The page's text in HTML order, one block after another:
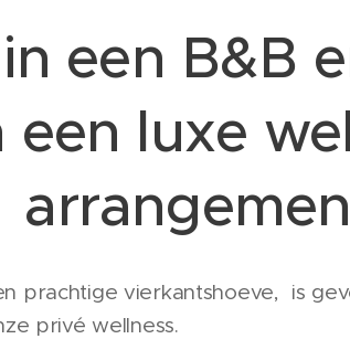
een B&B
een luxe
prachtige vierkantshoeve, is
privé wellness.